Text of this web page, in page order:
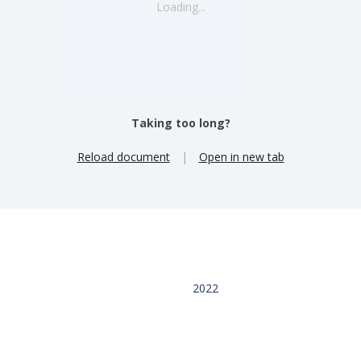
Loading...
Taking too long?
Reload document | Open in new tab
2022